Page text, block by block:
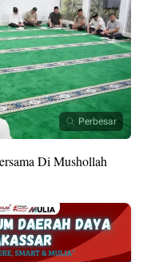
Perbesar
Di Mushollah